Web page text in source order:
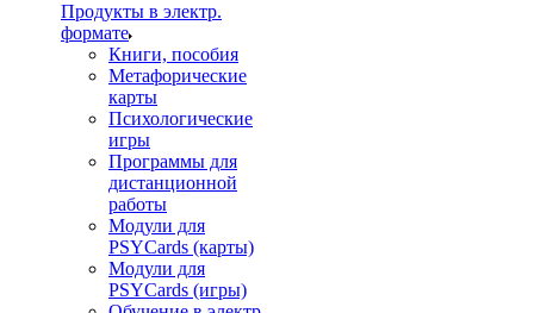
Продукты в электр.
формате
Книги, пособия
Метафорические
карты
Психологические
игры
Программы для
дистанционной
работы
Модули для
PSYCards (карты)
Модули для
PSYCards (игры)